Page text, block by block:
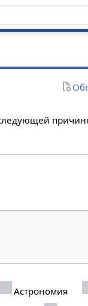
Астрономия